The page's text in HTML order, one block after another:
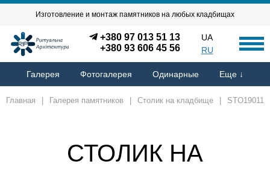
Изготовление и монтаж памятников на любых кладбищах
+380 97 013 51 13
+380 93 606 45 56
UA
RU
Галерея Фотогалерея Одинарные Еще ↓
Главная Галерея памятников Столик на кладбище STO19011
СТОЛИК НА